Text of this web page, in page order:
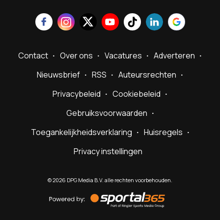
Contact Over ons Vacatures
Adverteren
Nieuwsbrief
RSS
Auteursrechten
Privacybeleid
Cookiebeleid
Gebruiksvoorwaarden
Toegankelijkheidsverklaring
Huisregels
Privacy instellingen
©2026 DPG Media B.V. alle rechten voorbehouden.
by
Sportal365